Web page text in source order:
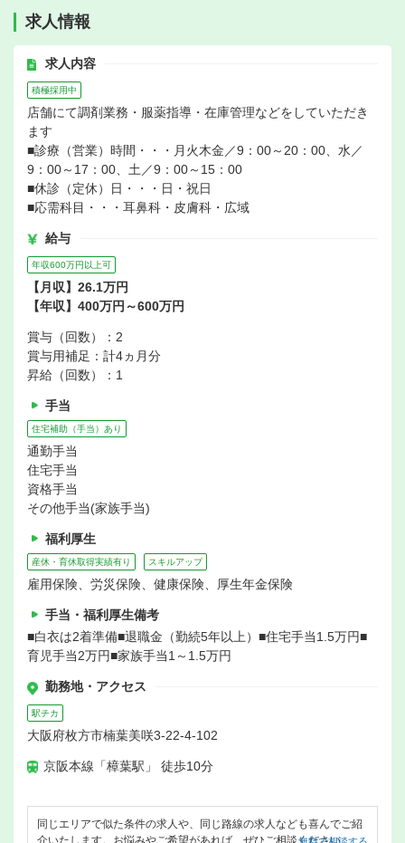
求人情報
求人内容
積極採用中
店舗にて調剤業務・服薬指導・在庫管理などをしていただき
ます
■診療（営業）時間・・・月火木金／9：00～20：00、水／
9：00～17：00、土／9：00～15：00
■休診（定休）日・・・日・祝日
■応需科目・・・耳鼻科・皮膚科・広域
給与
年収600万円以上可
【月収】26.1万円
【年収】400万円～600万円
賞与（回数）：2
賞与用補足：計4ヵ月分
昇給（回数）：1
手当
住宅補助（手当）あり
通勤手当
住宅手当
資格手当
その他手当(家族手当)
福利厚生
産休・育休取得実績有り スキルアップ
雇用保険、労災保険、健康保険、厚生年金保険
手当・福利厚生備考
■白衣は2着準備■退職金（勤続5年以上）■住宅手当1.5万円■
育児手当2万円■家族手当1～1.5万円
勤務地・アクセス
駅チカ
大阪府枚方市楠葉美咲3-22-4-102
京阪本線「樟葉駅」 徒歩10分
同じエリアで似た条件の求人や、同じ路線の求人なども喜んでご紹